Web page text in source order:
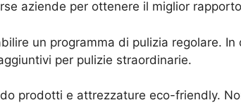
aziende per ottenere il miglior
un programma di pulizia regolare. In
per pulizie straordinarie.
prodotti e attrezzature eco-friendly.